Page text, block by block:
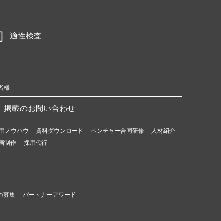
適性検査
様
掲載のお問い合わせ
ノウハウ 資料ダウンロード ベンチャー合同研修
人材紹介
制作
採用代行
募集 パートナーアワード